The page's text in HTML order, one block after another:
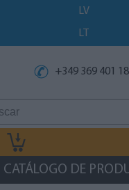
LV
LT
+349 369 401 18
CATÁLOGO DE